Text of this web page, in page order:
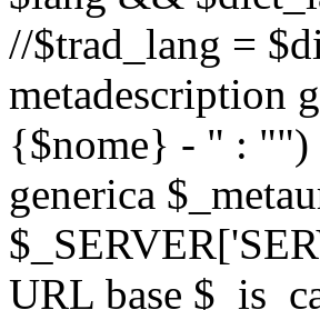
//$trad_lang =
metadescription
{$nome} - " : "")
generica
URL base